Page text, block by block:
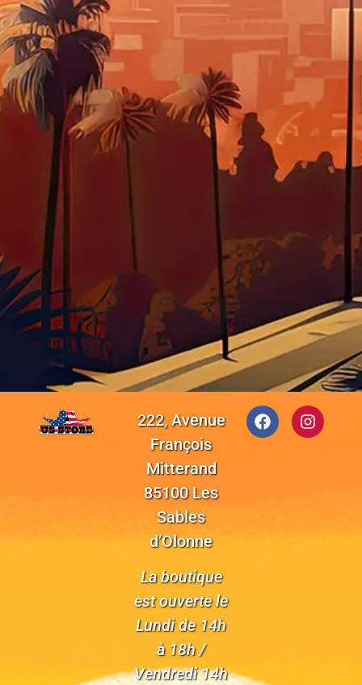
222, Avenue
François
Mitterand
85100 Les
Sables
d’Olonne
La boutique
est ouverte le
Lundi de 14h
à 18h /
Vendredi 14h